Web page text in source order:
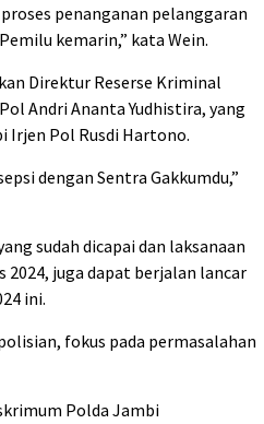
penanganan pelanggaran
kemarin,” kata Wein.
Direktur Reserse Kriminal
Andri Ananta Yudhistira, yang
Irjen Pol Rusdi Hartono.
dengan Sentra Gakkumdu,”
sudah dicapai dan laksanaan
2024, juga dapat berjalan lancar
ini.
fokus pada permasalahan
Polda Jambi